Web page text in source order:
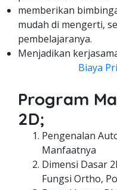
memberikan
mudah di mengerti,
pembelajaranya.
Menjadikan
Biaya
Program
2D;
Pengenalan
Manfaatnya
Dimensi Dasar
Fungsi Ortho,